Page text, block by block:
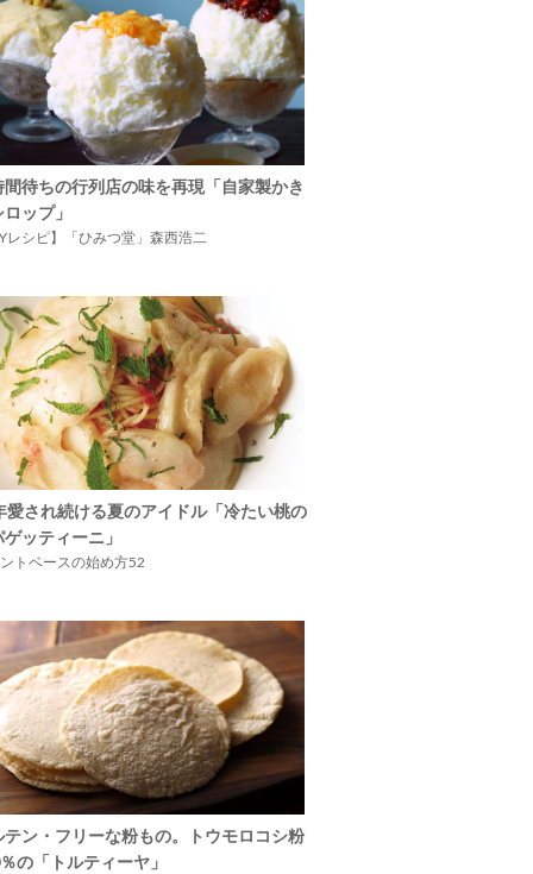
間待ちの行列店の味を再現「自家製かき
ップ」
レシピ】「ひみつ堂」森西浩二
愛され続ける夏のアイドル「冷たい桃の
ッティーニ」
トベースの始め方52
テン・フリーな粉もの。トウモロコシ粉
の「トルティーヤ」